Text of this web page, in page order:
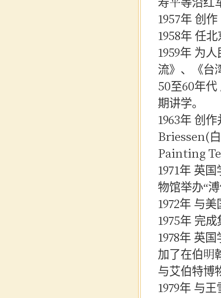
1957年 创
1958年 任
1959年 为
流》、《台
50至60年代
期讲学。
1963年 创作
Briessen(
Painting
1971年 英
物馆举办“
1972年 与
1975年 完
1978年 英国
加了在伯明
与艾伯特博
1979年 与